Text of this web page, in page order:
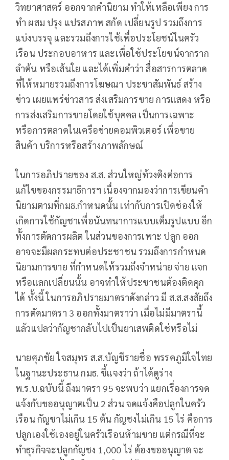
วิทยาศาสตร์ ออกจากคำนิยาม ทำให้เหลือเพียง การ
ทำ ผสม ปรุง แปรสภาพ สกัด เปลี่ยนรูป รวมถึงการ
แบ่งบรรจุ และรวมถึงการใช้เพื่อประโยชน์ในครัว
เรือน ประกอบอาหาร และเพื่อใช้ประโยชน์จากราก
ลำต้น หรือเส้นใย และได้เพิ่มคำว่า สื่อสารการตลาด
ที่ให้หมายรวมถึงการโฆษณา ประชาสัมพันธ์ สร้าง
ข่าว เผยแพร่ข่าวสาร ส่งเสริมการขาย การแสดง หรือ
การส่งเสริมการขายโดยใช้บุคคล เป็นการเฉพาะ
หรือการตลาดในเครือข่ายคอมพิวเตอร์ เพื่อขาย
สินค้า บริการหรือสร้างภาพลักษณ์
ในการอภิปรายของ ส.ส. ส่วนใหญ่ท้วงติงต่อการ
แก้ไขของกรรมาธิการฯ เนื่องจากมองว่าการเขียนคำ
นิยามตามที่กมธ.กำหนดนั้น เท่ากับการเปิดช่องให้
เกิดการใช้กัญชาเพื่อนันทนาการแบบเต็มรูปแบบ อีก
ทั้งการตัดการผลิต ในส่วนของการเพาะ ปลูก ออก
อาจจะมีผลกระทบต่อประชาชน รวมถึงการกำหนด
นิยามการขาย ที่กำหนดให้รวมถึงจำหน่าย จ่าย แจก
หรือแลกเปลี่ยนนั้น อาจทำให้ประชาชนต้องติดคุก
ได้ ทั้งนี้ ในการอภิปรายมาตราดังกล่าว มี ส.ส.สงสัยถึง
การตัดมาตรา 3 ออกทั้งมาตราว่า เมื่อไม่มีมาตรานี้
แล้วแปลว่ากัญชากลับไปเป็นยาเสพติดใช่หรือไม่
นายศุภชัย ใจสมุทร ส.ส.บัญชีรายชื่อ พรรคภูมิใจไทย
ในฐานะประธาน กมธ. ชี้แจงว่า ถ้าได้ดูร่าง
พ.ร.บ.ฉบับนี้ ถึงมาตรา 95 จะพบว่า แยกเรื่องการจด
แจ้งกับขออนุญาตเป็น 2 ส่วน จดแจ้งคือปลูกในครัว
เรือน กัญชาไม่เกิน 15 ต้น กัญชงไม่เกิน 15 ไร่ คือการ
ปลูกเองใช้เองอยู่ในครัวเรือนห้ามขาย แต่กรณีที่จะ
ทำธุรกิจจะปลูกกัญชง 1,000 ไร่ ต้องขออนุญาต จะ